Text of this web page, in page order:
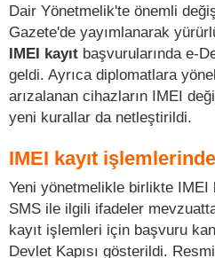
Dair Yönetmelik'te önemli
Gazete'de yayımlanarak
IMEI kayıt başvurularında e-
geldi. Ayrıca diplomatlara
arızalanan cihazların IMEI
yeni kurallar da netleştirildi.
IMEI kayıt
Yeni yönetmelikle birlikte IMEI
SMS ile ilgili ifadeler
kayıt işlemleri için başvuru
Devlet Kapısı gösterildi.